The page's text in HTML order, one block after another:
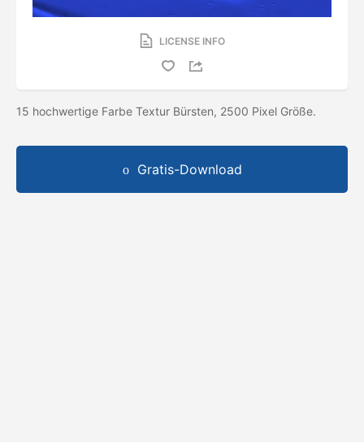
LICENSE INFO
15 hochwertige Farbe Textur Bürsten, 2500 Pixel Größe.
Gratis-Download